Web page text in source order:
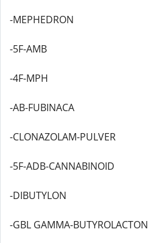
-MEPHEDRON
-5F-AMB
-4F-MPH
-AB-FUBINACA
-CLONAZOLAM-PULVER
-5F-ADB-CANNABINOID
-DIBUTYLON
-GBL GAMMA-BUTYROLACTON